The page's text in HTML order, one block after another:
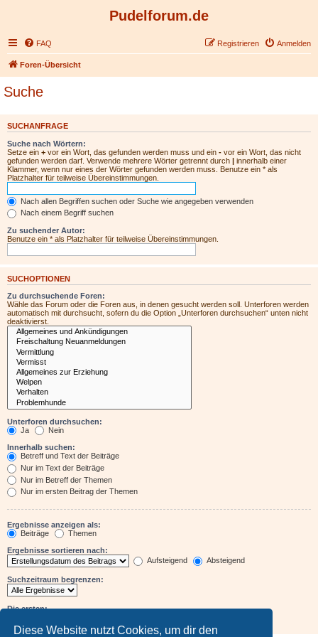
Diese Website nutzt Cookies, um dir den
Pudelforum.de
FAQ Anmelden
Registrieren
Foren-Übersicht
Suche
SUCHANFRAGE
Suche nach Wörtern:
Setze ein + vor ein Wort, das gefunden werden muss und ein - vor ein Wort, das nicht
gefunden werden darf. Verwende mehrere Wörter getrennt durch | innerhalb einer
Klammer, wenn nur eines der Wörter gefunden werden muss. Benutze ein * als
Platzhalter für teilweise Übereinstimmungen.
Nach allen Begriffen suchen oder Suche wie angegeben verwenden
Nach einem Begriff suchen
Zu suchender Autor:
Benutze ein * als Platzhalter für teilweise Übereinstimmungen.
SUCHOPTIONEN
Zu durchsuchende Foren:
Wähle das Forum oder die Foren aus, in denen gesucht werden soll. Unterforen werden
automatisch mit durchsucht, sofern du die Option „Unterforen durchsuchen“ unten nicht
deaktivierst.
Unterforen durchsuchen:
Ja
Nein
Innerhalb suchen:
Betreff und Text der Beiträge
Nur im Text der Beiträge
Nur im Betreff der Themen
Nur im ersten Beitrag der Themen
Ergebnisse anzeigen als:
Beiträge
Themen
Ergebnisse sortieren nach:
Aufsteigend
Absteigend
Suchzeitraum begrenzen:
Die ersten: